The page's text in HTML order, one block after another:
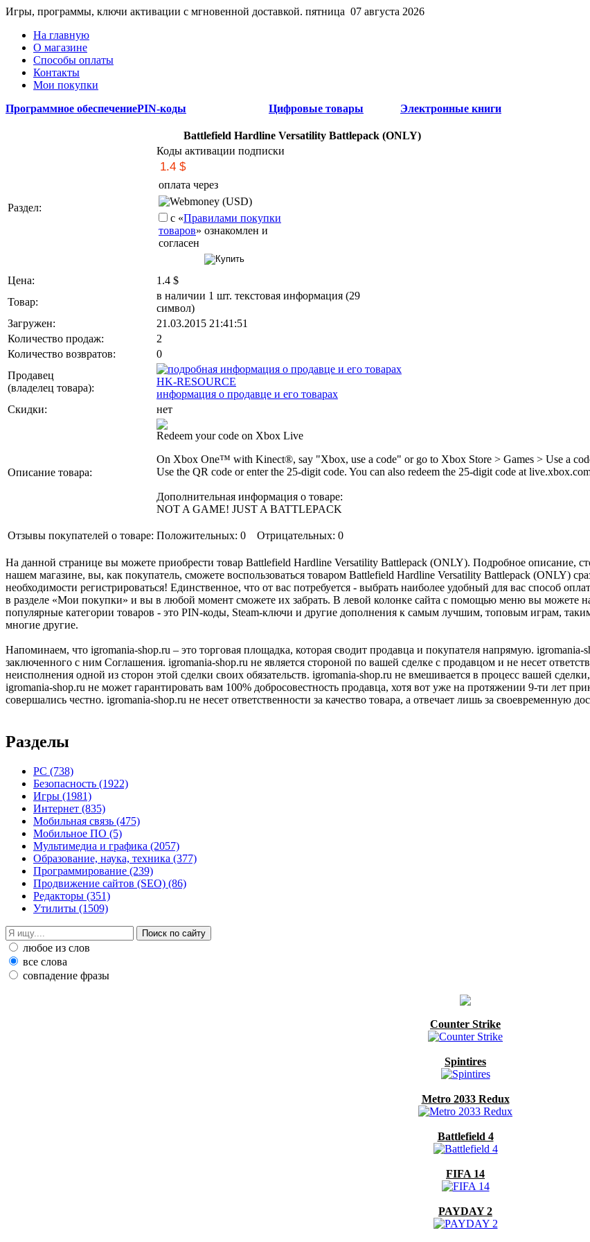
Игры, программы, ключи активации с мгновенной доставкой. пятница 07 августа 2026
На главную
О магазине
Способы оплаты
Контакты
Мои покупки
Программное обеспечениеPIN-коды Цифровые товары Электронные книги
Battlefield Hardline Versatility Battlepack (ONLY)
Раздел:
Коды активации подписки
оплата через
Webmoney (USD)
с «Правилами покупки
товаров» ознакомлен и
согласен
Цена: 1.4 $
Товар:
в наличии 1 шт. текстовая информация (29
символ)
Загружен:
21.03.2015 21:41:51
Количество продаж:
2
Количество возвратов:
0
Продавец
(владелец товара):
HK-RESOURCE
информация о продавце и его товарах
Скидки:
нет
Описание товара:
Redeem your code on Xbox Live
On Xbox One™ with Kinect®, say "Xbox, use a code" or go to Xbox Store > Games > Use a
Use the QR code or enter the 25-digit code. You can also redeem the 25-digit code at
Дополнительная информация о товаре:
NOT A GAME! JUST A BATTLEPACK
Отзывы покупателей о товаре: Положительных: 0 Отрицательных: 0
На данной странице вы можете приобрести товар Battlefield Hardline Versatility Battlepack (ONLY). Подробное описание,
нашем магазине, вы, как покупатель, сможете воспользоваться товаром Battlefield Hardline Versatility Battlepack (ONLY)
необходимости регистрироваться! Единственное, что от вас потребуется - выбрать наиболее удобный для вас способ
в разделе «Мои покупки» и вы в любой момент сможете их забрать. В левой колонке сайта с помощью меню вы можете
популярные категории товаров - это PIN-коды, Steam-ключи и другие дополнения к самым лучшим, топовым играм,
многие другие.
Напоминаем, что igromania-shop.ru – это торговая площадка, которая сводит продавца и покупателя напрямую.
заключенного с ним Соглашения. igromania-shop.ru не является стороной по вашей сделке с продавцом и не несет
неисполнения одной из сторон этой сделки своих обязательств. igromania-shop.ru не вмешивается в процесс вашей
igromania-shop.ru не может гарантировать вам 100% добросовестность продавца, хотя вот уже на протяжении 9-ти лет
совершались честно. igromania-shop.ru не несет ответственности за качество товара, а отвечает лишь за своевременную
Разделы
PC (738)
Безопасность (1922)
Игры (1981)
Интернет (835)
Мобильная связь (475)
Мобильное ПО (5)
Мультимедиа и графика (2057)
Образование, наука, техника (377)
Программирование (239)
Продвижение сайтов (SEO) (86)
Редакторы (351)
Утилиты (1509)
любое из слов
все слова
совпадение фразы
Counter Strike
Spintires
Metro 2033 Redux
Battlefield 4
FIFA 14
PAYDAY 2